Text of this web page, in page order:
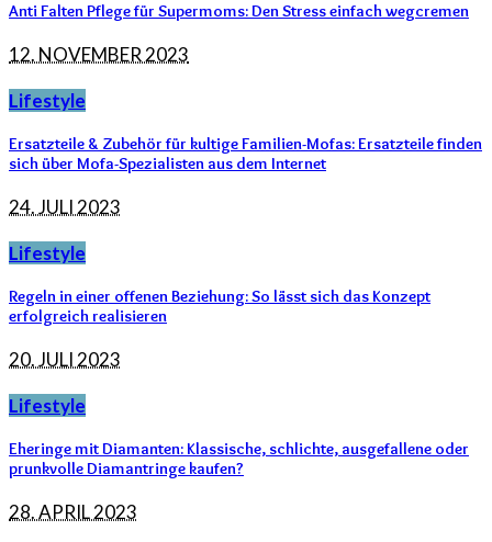
Anti Falten Pflege für Supermoms: Den Stress einfach wegcremen
12. NOVEMBER 2023
Lifestyle
Ersatzteile & Zubehör für kultige Familien-Mofas: Ersatzteile finden
sich über Mofa-Spezialisten aus dem Internet
24. JULI 2023
Lifestyle
Regeln in einer offenen Beziehung: So lässt sich das Konzept
erfolgreich realisieren
20. JULI 2023
Lifestyle
Eheringe mit Diamanten: Klassische, schlichte, ausgefallene oder
prunkvolle Diamantringe kaufen?
28. APRIL 2023